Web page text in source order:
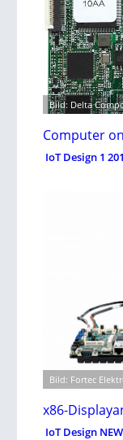
Bild: Delta
Computer
IoT Design 1
Bild: Fortec
x86-
IoT Design